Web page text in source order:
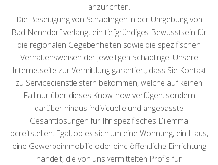
anzurichten.
Die Beseitigung von Schädlingen in der Umgebung von
Bad Nenndorf verlangt ein tiefgründiges Bewusstsein für
die regionalen Gegebenheiten sowie die spezifischen
Verhaltensweisen der jeweiligen Schädlinge. Unsere
Internetseite zur Vermittlung garantiert, dass Sie Kontakt
zu Servicedienstleistern bekommen, welche auf keinen
Fall nur über dieses Know-how verfügen, sondern
darüber hinaus individuelle und angepasste
Gesamtlösungen für Ihr spezifisches Dilemma
bereitstellen. Egal, ob es sich um eine Wohnung, ein Haus,
eine Gewerbeimmobilie oder eine öffentliche Einrichtung
handelt, die von uns vermittelten Profis für